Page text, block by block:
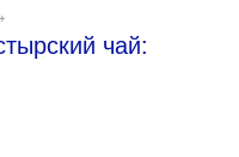
чай: